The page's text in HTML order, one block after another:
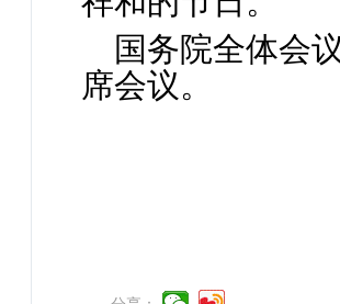
国务院全体会
席会议。